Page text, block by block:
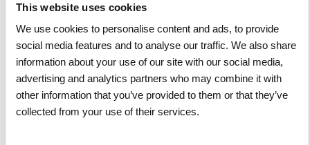
This website uses cookies
We use cookies to personalise content and ads, to provide
social media features and to analyse our traffic. We also share
information about your use of our site with our social media,
advertising and analytics partners who may combine it with
other information that you’ve provided to them or that they’ve
collected from your use of their services.
Werklast 300 kg
Gewicht 32 kg
Type MTQ
Klembereik 500 - 1000 mm